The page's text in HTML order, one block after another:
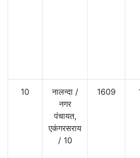
10 नालन्दा/
नगर
पंचायत,
एकंगरसराय
/ 10
1609